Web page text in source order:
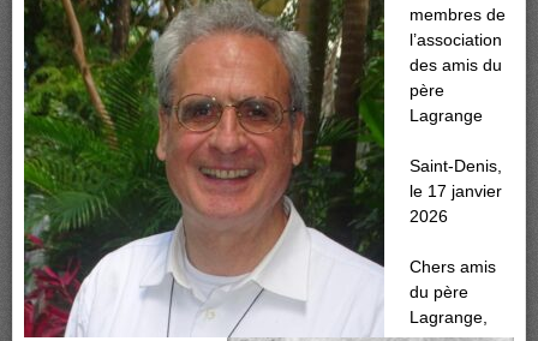
membres de
l’association
des amis du
père
Lagrange
Saint-Denis,
le 17 janvier
2026
Chers amis
du père
Lagrange,